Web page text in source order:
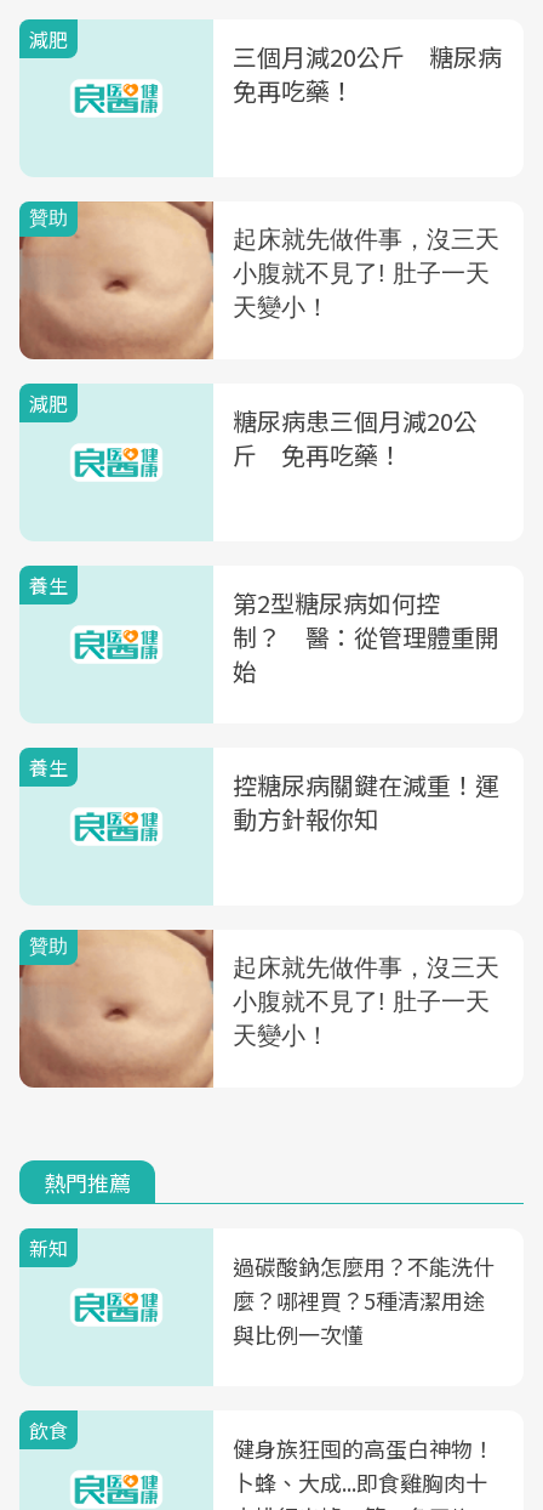
減肥
三個月減20公斤 糖尿病
免再吃藥！
減肥
糖尿病患三個月減20公
斤 免再吃藥！
養生
第2型糖尿病如何控
制？ 醫：從管理體重開
始
養生
控糖尿病關鍵在減重！運
動方針報你知
熱門推薦
新知
過碳酸鈉怎麼用？不能洗什
麼？哪裡買？5種清潔用途
與比例一次懂
飲食
健身族狂囤的高蛋白神物！
卜蜂、大成...即食雞胸肉十